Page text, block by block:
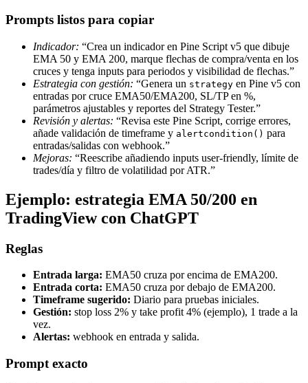
Prompts listos para copiar
Indicador: “Crea un indicador en Pine Script v5 que dibuje
EMA 50 y EMA 200, marque flechas de compra/venta en los
cruces y tenga inputs para periodos y visibilidad de flechas.”
Estrategia con gestión: “Genera un strategy en Pine v5 con
entradas por cruce EMA50/EMA200, SL/TP en %,
parámetros ajustables y reportes del Strategy Tester.”
Revisión y alertas: “Revisa este Pine Script, corrige errores,
añade validación de timeframe y alertcondition() para
entradas/salidas con webhook.”
Mejoras: “Reescribe añadiendo inputs user-friendly, límite de
trades/día y filtro de volatilidad por ATR.”
Ejemplo: estrategia EMA 50/200 en
TradingView con ChatGPT
Reglas
Entrada larga: EMA50 cruza por encima de EMA200.
Entrada corta: EMA50 cruza por debajo de EMA200.
Timeframe sugerido: Diario para pruebas iniciales.
Gestión: stop loss 2% y take profit 4% (ejemplo), 1 trade a la
vez.
Alertas: webhook en entrada y salida.
Prompt exacto